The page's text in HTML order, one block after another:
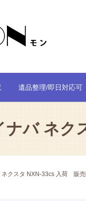
遺品整理/即日対応可
ナバ ネク
ネクスタ NXN-33cs 入荷 販